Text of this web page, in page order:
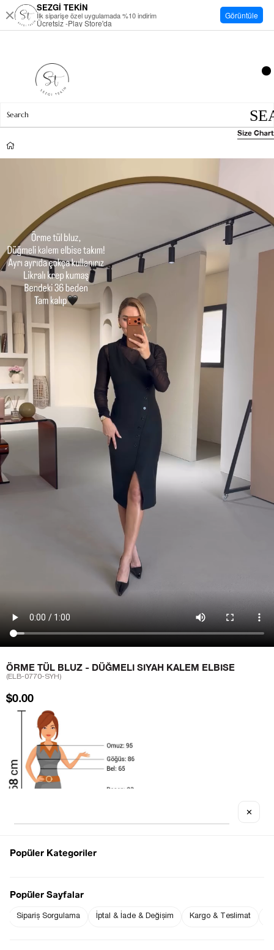
ÖRME TÜL BLUZ - DÜĞMELI SIYAH KALEM ELBISE
(ELB-0770-SYH)
$0.00
Size Chart
SEZGİ TEKİN
İlk siparişe özel uygulamada %10 indirim
Ücretsiz -Play Store'da
Görüntüle
✕
Popüler Kategoriler
Popüler Sayfalar
Sipariş Sorgulama İptal & İade & Değişim Kargo & Teslimat